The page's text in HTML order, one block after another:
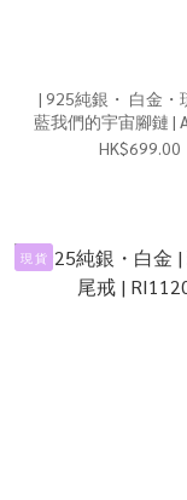
| 925純銀・ 白金・
藍我們的宇宙腳鏈 |
HK$699.00
現 貨